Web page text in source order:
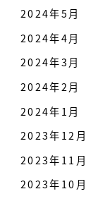
2024年5月
2024年4月
2024年3月
2024年2月
2024年1月
2023年12月
2023年11月
2023年10月